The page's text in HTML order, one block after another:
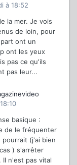
à 18:52
la mer. Je vois
de loin, pour
ont un
ont les yeux
pas ce qu'ils
pas leur...
basique :
de le fréquenter
(j'ai bien
) s'arrêter
n'est pas vital